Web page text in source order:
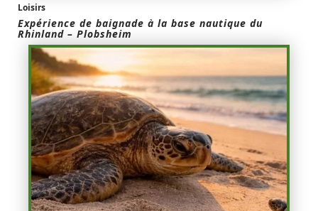
Loisirs
Expérience de baignade à la base nautique du
Rhinland – Plobsheim